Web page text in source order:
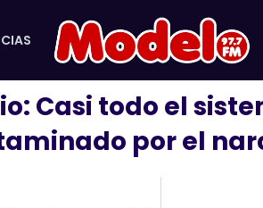
Casi todo el
por el